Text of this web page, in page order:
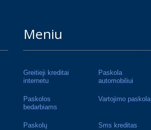
Meniu
Greitieji kreditai
internetu
Paskola
automobiliui
Paskolos
bedarbiams
Vartojimo paskola
Paskolų
Sms kreditas